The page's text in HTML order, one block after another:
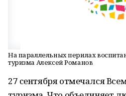
На параллельных перилах
туризма Алексей Романов
27 сентября отмечался